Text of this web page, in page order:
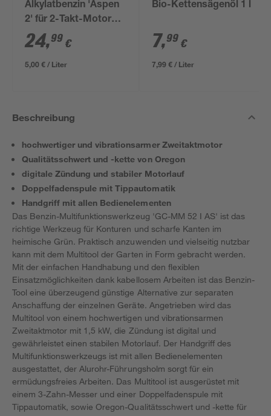
Alkylatbenzin 'Aspen
2' für 2-Takt-Motoren
5 l
24,99 €
5,00 € / Liter
Bio-Kettensägenöl 1 l
7,99 €
7,99 € / Liter
Beschreibung
hochwertiger und vibrationsarmer Zweitaktmotor
Qualitätsschwert und -kette von Oregon
digitale Zündung und stabiler Motorlauf
Doppelfadenspule mit Tippautomatik
Handgriff mit allen Bedienelementen
Das Benzin-Multifunktionswerkzeug 'GC-MM 52 I AS' ist das
richtige Werkzeug für Konturen und scharfe Kanten im
heimische Grün. Praktisch anzuwenden und vielseitig nutzbar
kann mit dem Multitool der Garten in Form gebracht werden.
Mit der einfachen Handhabung und den flexiblen
Einsatzmöglichkeiten dank kabellosem Arbeiten ist das Benzin-
Tool eine überzeugend günstige Alternative zur separaten
Anschaffung der einzelnen Geräte. Angetrieben wird das
Multitool von einem hochwertigen und vibrationsarmen
Zweitaktmotor mit 1,5 kW, die Zündung ist digital und
gewährleistet einen stabilen Motorlauf. Der Handgriff des
Multifunktionswerkzeugs ist mit allen Bedienelementen
ausgestattet, der Alurohr-Führungsholm sorgt für ein
ermüdungsfreies Arbeiten. Das Multitool ist ausgerüstet mit
einem 3-Zahn-Messer und einer Doppelfadenspule mit
Tippautomatik, sowie Oregon-Qualitätsschwert und -kette für